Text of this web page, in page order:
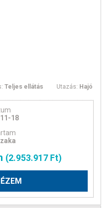
Teljes ellátás Utazás: Hajó
18
(2.953.917 Ft)